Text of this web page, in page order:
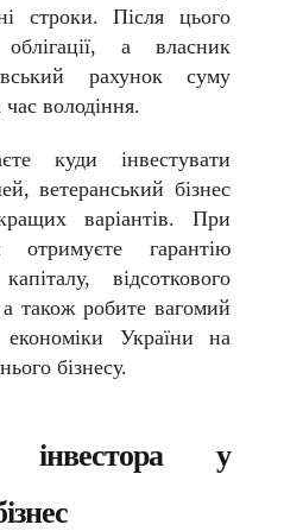
строки. Після цього
а власник
рахунок суму
час володіння.
куди інвестувати
ветеранський бізнес
варіантів. При
гарантію
відсоткового
також робите вагомий
України на
бізнесу.
у